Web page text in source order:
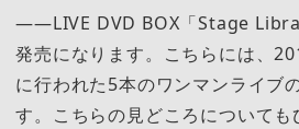
――LIVE DVD BOX「Stage
発売になります。こちらには、
に行われた5本のワンマンライブ
す。こちらの見どころについても